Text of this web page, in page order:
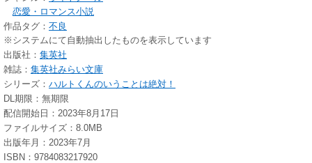
恋愛・ロマンス小説
作品タグ： 不良
※システムにて自動抽出したものを表示しています
出版社： 集英社
雑誌： 集英社みらい文庫
シリーズ： ハルトくんのいうことは絶対！
DL期限：無期限
配信開始日：2023年8月17日
ファイルサイズ：8.0MB
出版年月：2023年7月
ISBN：9784083217920